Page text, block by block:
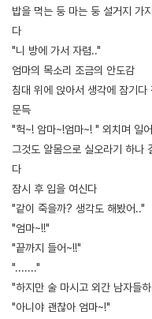
밥을 먹는 둥 마는 둥 설거지 가
다
"니 방에 가서 자렴.."
엄마의 목소리 조금의 안도감
침대 위에 앉아서 생각에 잠기다
문득
"헉~! 암마~!엄마~! " 외치며 일
그것도 알몸으로 실오라기 하나
다
잠시 후 입을 여신다
"같이 죽을까? 생각도 해봤어.."
"엄마~!!"
"끝까지 들어~!!"
"......."
"하지만 술 마시고 외간 남자들
"아니야 괜찮아 엄마~!"